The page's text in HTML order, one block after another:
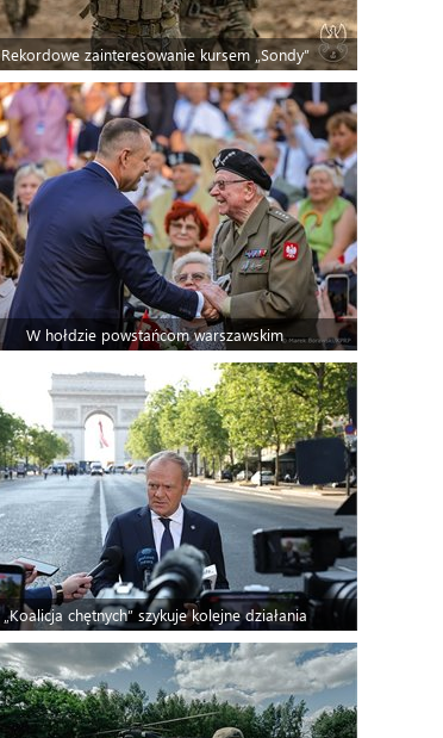
Rekordowe zainteresowanie kursem „Sondy”
W hołdzie powstańcom warszawskim
„Koalicja chętnych” szykuje kolejne działania